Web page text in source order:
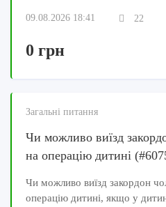
09.08.2026 18:41 22
0 грн
Загальні питання
Чи можливо виїзд
на операцію дитині
Чи можливо виїзд закордон
операцію дитині, якщо у